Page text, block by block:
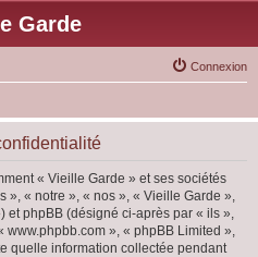
Garde
Connexion
« Vieille Garde » et ses sociétés
», « notre », « nos », « Vieille Garde »,
et phpBB (désigné ci-après par « ils »,
», « phpBB Limited »,
quelle information collectée pendant